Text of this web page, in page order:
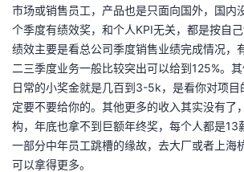
市场或销售员工，产品也是只面向国外，国内
个季度有绩效奖，和个人KPI无关，都是按自
绩效主要是看总公司季度销售业绩完成情况，
二三季度业务一般比较突出可以给到125%。其
日常的小奖金就是几百到3-5k，是看你对项目
定要不要给你的。其他更多的收入其实没有了
构，年底也拿不到巨额年终奖，每个人都是13
一部分中年员工跳槽的缘故，去大厂或者上海
可以拿得更多。